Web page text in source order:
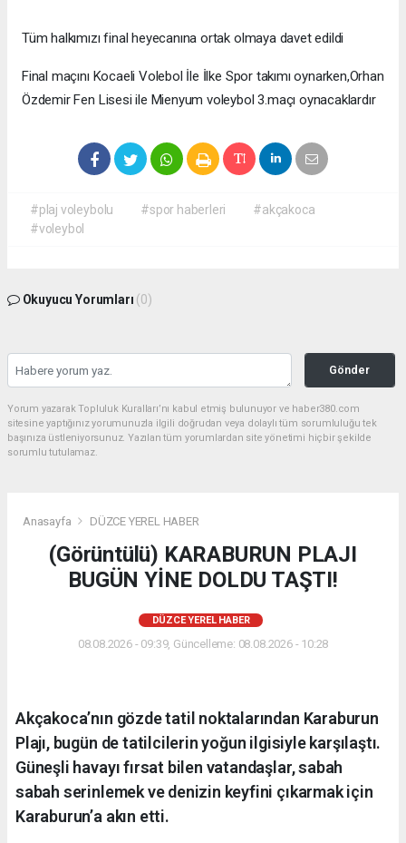
Tüm halkımızı final heyecanına ortak olmaya davet edildi
Final maçını Kocaeli Volebol İle İlke Spor takımı oynarken,Orhan
Özdemir Fen Lisesi ile Mienyum voleybol 3.maçı oynacaklardır
#plaj voleybolu #spor haberleri
#akçakoca
#voleybol
Okuyucu Yorumları (0)
Gönder
Yorum yazarak Topluluk Kuralları’nı kabul etmiş bulunuyor ve haber380.com
sitesine yaptığınız yorumunuzla ilgili doğrudan veya dolaylı tüm sorumluluğu tek
başınıza üstleniyorsunuz. Yazılan tüm yorumlardan site yönetimi hiçbir şekilde
sorumlu tutulamaz.
Anasayfa DÜZCE YEREL HABER
(Görüntülü) KARABURUN PLAJI
BUGÜN YİNE DOLDU TAŞTI!
DÜZCE YEREL HABER
08.08.2026 - 09:39, Güncelleme: 08.08.2026 - 10:28
Akçakoca’nın gözde tatil noktalarından Karaburun
Plajı, bugün de tatilcilerin yoğun ilgisiyle karşılaştı.
Güneşli havayı fırsat bilen vatandaşlar, sabah
sabah serinlemek ve denizin keyfini çıkarmak için
Karaburun’a akın etti.